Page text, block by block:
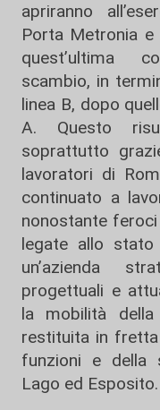
apriranno
Porta Metronia
quest’ultima
scambio, in
linea B, dopo
A. Questo
soprattutto
lavoratori di
continuato a
nonostante
legate allo stato
un’azienda
progettuali e
la mobilità
restituita in fretta
funzioni e della
Lago ed Esposito.